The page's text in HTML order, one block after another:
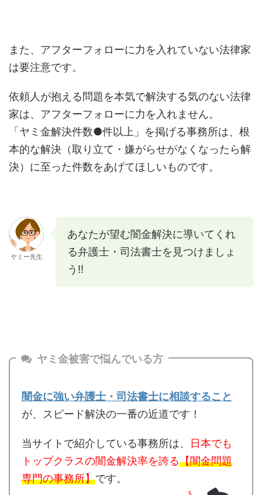
また、アフターフォローに力を入れていない法律家
は要注意です。
依頼人が抱える問題を本気で解決する気のない法律
家は、アフターフォローに力を入れません。
「ヤミ金解決件数●件以上」を掲げる事務所は、根
本的な解決（取り立て・嫌がらせがなくなったら解
決）に至った件数をあげてほしいものです。
ヤミー先生
あなたが望む闇金解決に導いてくれ
る弁護士・司法書士を見つけましょ
う!!
ヤミ金被害で悩んでいる方
闇金に強い弁護士・司法書士に相談すること
が、スピード解決の一番の近道です！
当サイトで紹介している事務所は、
日本でも
トップクラスの闇金解決率を誇る【闇金問題
専門の事務所】です。